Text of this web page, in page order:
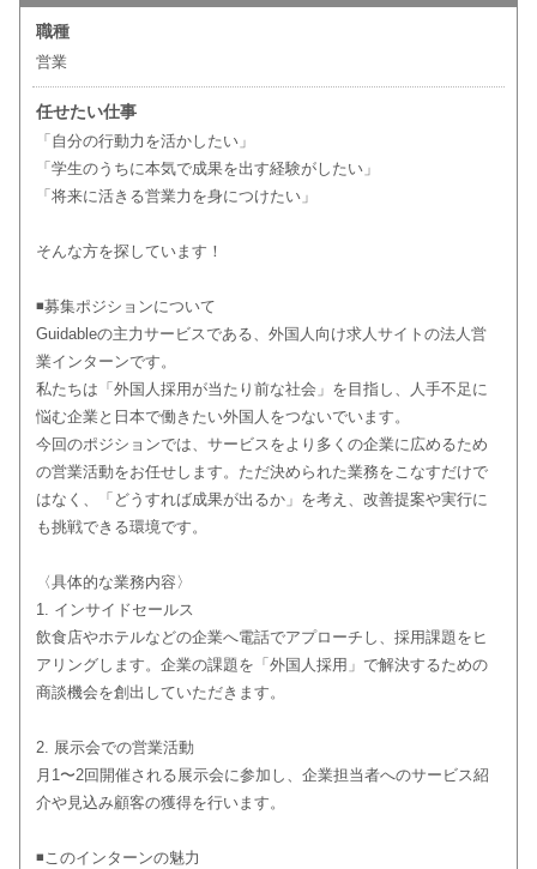
職種
営業
任せたい仕事
「自分の行動力を活かしたい」
「学生のうちに本気で成果を出す経験がしたい」
「将来に活きる営業力を身につけたい」
そんな方を探しています！
◾️募集ポジションについて
Guidableの主力サービスである、外国人向け求人サイトの法人営
業インターンです。
私たちは「外国人採用が当たり前な社会」を目指し、人手不足に
悩む企業と日本で働きたい外国人をつないでいます。
今回のポジションでは、サービスをより多くの企業に広めるため
の営業活動をお任せします。ただ決められた業務をこなすだけで
はなく、「どうすれば成果が出るか」を考え、改善提案や実行に
も挑戦できる環境です。
〈具体的な業務内容〉
1. インサイドセールス
飲食店やホテルなどの企業へ電話でアプローチし、採用課題をヒ
アリングします。企業の課題を「外国人採用」で解決するための
商談機会を創出していただきます。
2. 展示会での営業活動
月1〜2回開催される展示会に参加し、企業担当者へのサービス紹
介や見込み顧客の獲得を行います。
◾️このインターンの魅力